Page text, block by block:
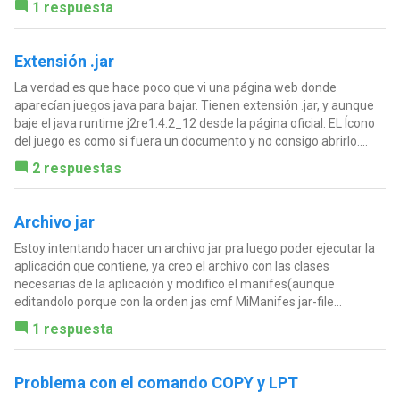
1 respuesta
Extensión .jar
La verdad es que hace poco que vi una página web donde
aparecían juegos java para bajar. Tienen extensión .jar, y aunque
baje el java runtime j2re1.4.2_12 desde la página oficial. EL Ícono
del juego es como si fuera un documento y no consigo abrirlo....
2 respuestas
Archivo jar
Estoy intentando hacer un archivo jar pra luego poder ejecutar la
aplicación que contiene, ya creo el archivo con las clases
necesarias de la aplicación y modifico el manifes(aunque
editandolo porque con la orden jas cmf MiManifes jar-file...
1 respuesta
Problema con el comando COPY y LPT